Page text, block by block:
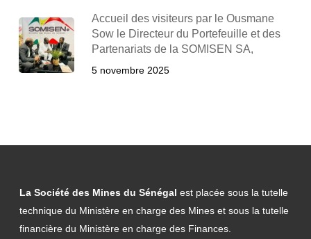
Accueil des visiteurs par le Ousmane
Sow le Directeur du Portefeuille et des
Partenariats de la SOMISEN SA,
5 novembre 2025
La Société des Mines du Sénégal est placée sous la tutelle
technique du Ministère en charge des Mines et sous la tutelle
financière du Ministère en charge des Finances.